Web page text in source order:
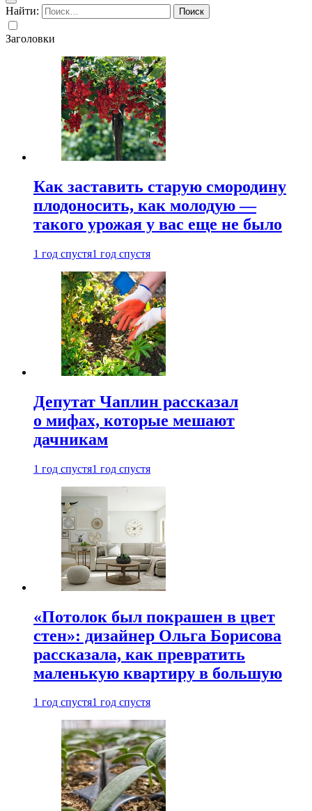
Найти:
Заголовки
Как заставить старую смородину
плодоносить, как молодую —
такого урожая у вас еще не было
1 год спустя1 год спустя
Депутат Чаплин рассказал
о мифах, которые мешают
дачникам
1 год спустя1 год спустя
«Потолок был покрашен в цвет
стен»: дизайнер Ольга Борисова
рассказала, как превратить
маленькую квартиру в большую
1 год спустя1 год спустя